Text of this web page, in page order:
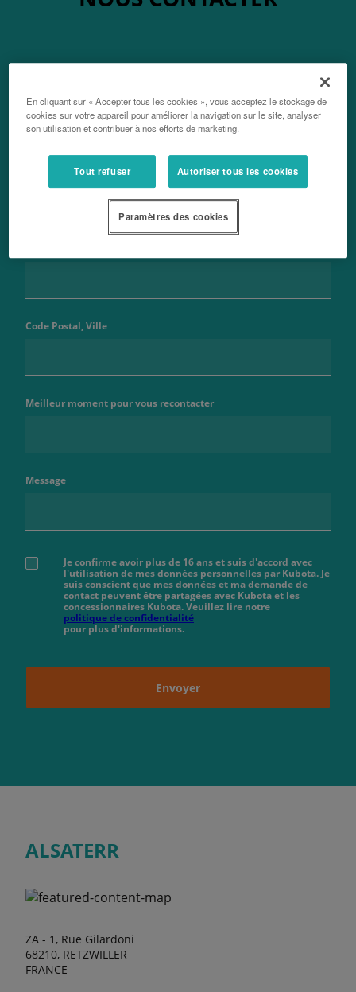
Votre nom, prénom
Code Postal, Ville
Meilleur moment pour vous recontacter
Message
Je confirme avoir plus de 16 ans et suis d'accord avec
l'utilisation de mes données personnelles par Kubota. Je
suis conscient que mes données et ma demande de
contact peuvent être partagées avec Kubota et les
concessionnaires Kubota. Veuillez lire notre
politique de confidentialité
pour plus d'informations.
Envoyer
ALSATERR
ZA - 1, Rue Gilardoni
68210, RETZWILLER
FRANCE
En cliquant sur « Accepter tous les cookies », vous acceptez le stockage de
cookies sur votre appareil pour améliorer la navigation sur le site, analyser
son utilisation et contribuer à nos efforts de marketing.
Tout refuser Autoriser tous les cookies
Paramètres des cookies